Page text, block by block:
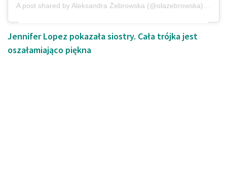
A post shared byAleksandra Żebrowska (@olazebrowska) on
Jennifer Lopez pokazała siostry. Cała trójka jest
oszałamiająco piękna